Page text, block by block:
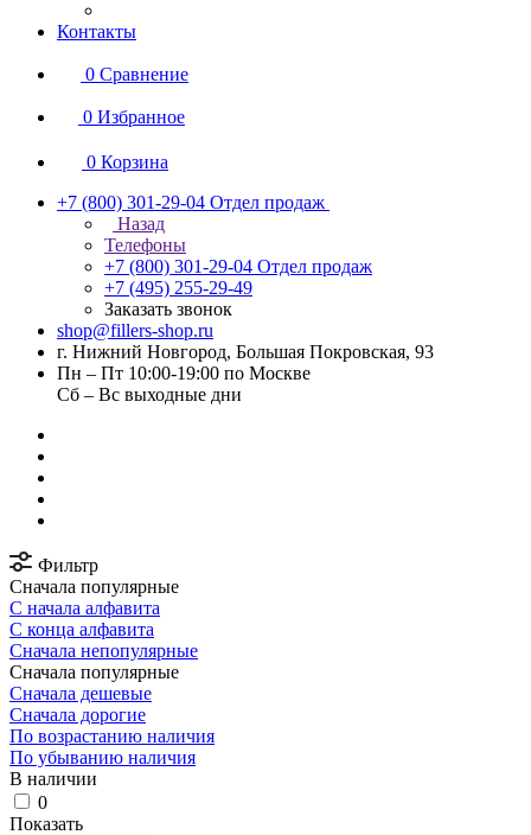
Контакты
0 Сравнение
0 Избранное
0 Корзина
+7 (800) 301-29-04 Отдел продаж
Назад
Телефоны
+7 (800) 301-29-04 Отдел продаж
+7 (495) 255-29-49
Заказать звонок
shop@fillers-shop.ru
г. Нижний Новгород, Большая Покровская, 93
Пн – Пт 10:00-19:00 по Москве
Сб – Вс выходные дни
Фильтр
Сначала популярные
С начала алфавита
С конца алфавита
Сначала непопулярные
Сначала популярные
Сначала дешевые
Сначала дорогие
По возрастанию наличия
По убыванию наличия
В наличии
0
Показать